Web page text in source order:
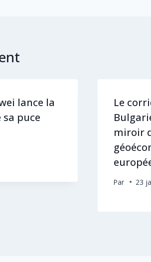
lance la
puce
Le
miroir
Par 23